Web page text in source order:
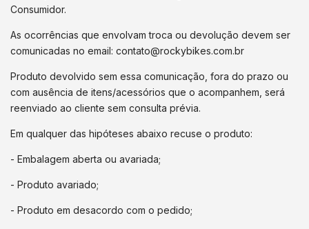
Consumidor.
As ocorrências que envolvam troca ou devolução devem ser
comunicadas no email: contato@rockybikes.com.br
Produto devolvido sem essa comunicação, fora do prazo ou
com ausência de itens/acessórios que o acompanhem, será
reenviado ao cliente sem consulta prévia.
Em qualquer das hipóteses abaixo recuse o produto:
- Embalagem aberta ou avariada;
- Produto avariado;
- Produto em desacordo com o pedido;